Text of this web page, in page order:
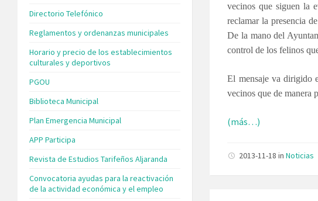
vecinos que siguen la
reclamar la presencia
De la mano del
control de los felinos
El mensaje va dirigido
vecinos que de manera
(más…)
2013-11-18inNoticias
Directorio Telefónico
Reglamentos y ordenanzas municipales
Horario y precio de los establecimientos
culturales y deportivos
PGOU
Biblioteca Municipal
Plan Emergencia Municipal
APP Participa
Revista de Estudios Tarifeños Aljaranda
Convocatoria ayudas para la reactivación
de la actividad económica y el empleo